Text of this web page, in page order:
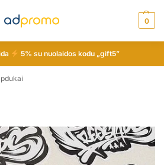
0
5% su nuolaidos kodu „gift5”